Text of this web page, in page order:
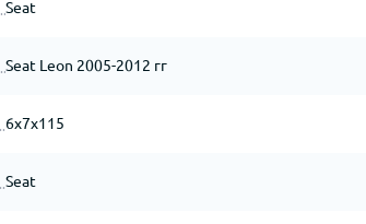
Seat
Seat Leon 2005-2012 гг
6x7x115
Seat